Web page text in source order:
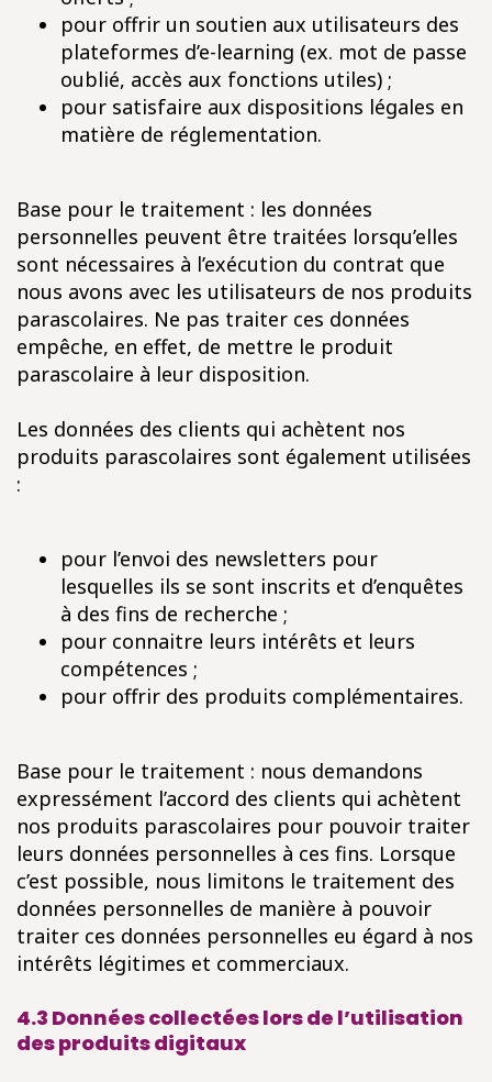
pour offrir un soutien aux utilisateurs des
plateformes d’e-learning (ex. mot de passe
oublié, accès aux fonctions utiles) ;
pour satisfaire aux dispositions légales en
matière de réglementation.
Base pour le traitement : les données
personnelles peuvent être traitées lorsqu’elles
sont nécessaires à l’exécution du contrat que
nous avons avec les utilisateurs de nos produits
parascolaires. Ne pas traiter ces données
empêche, en effet, de mettre le produit
parascolaire à leur disposition.
Les données des clients qui achètent nos
produits parascolaires sont également utilisées
:
pour l’envoi des newsletters pour
lesquelles ils se sont inscrits et d’enquêtes
à des fins de recherche ;
pour connaitre leurs intérêts et leurs
compétences ;
pour offrir des produits complémentaires.
Base pour le traitement : nous demandons
expressément l’accord des clients qui achètent
nos produits parascolaires pour pouvoir traiter
leurs données personnelles à ces fins. Lorsque
c’est possible, nous limitons le traitement des
données personnelles de manière à pouvoir
traiter ces données personnelles eu égard à nos
intérêts légitimes et commerciaux.
4.3 Données collectées lors de l’utilisation
des produits digitaux